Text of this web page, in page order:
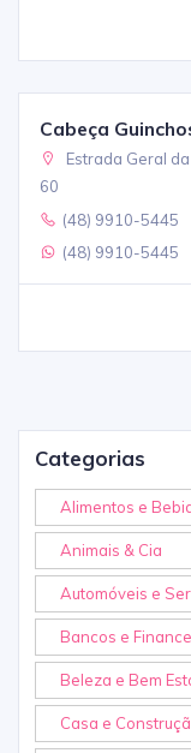
Categorias
Alimentos e
Animais & Cia
Automóveis e
Bancos e
Beleza e Bem
Casa e
Cabeça
Estrada Geral
60
(48) 9910-5445
(48) 9910-5445